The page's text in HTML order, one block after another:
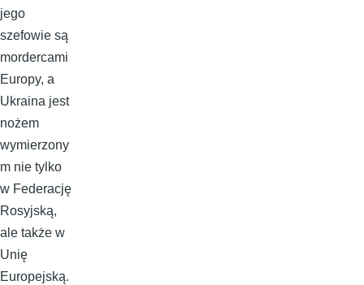
jego
szefowie są
mordercami
Europy, a
Ukraina jest
nożem
wymierzony
m nie tylko
w Federację
Rosyjską,
ale także w
Unię
Europejską.